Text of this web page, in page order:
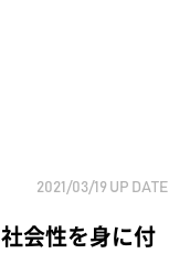
2021/03/19 UP DATE
会性を身に付